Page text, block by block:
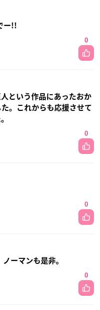
ー!!
0
という作品にあったおか
。これからも応援させて
0
0
ーマンも是非。
0